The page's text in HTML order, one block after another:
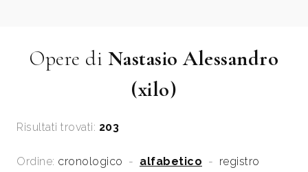
Opere di Nastasio Alessandro
(xilo)
Risultati trovati: 203
Ordine: cronologico - alfabetico - registro